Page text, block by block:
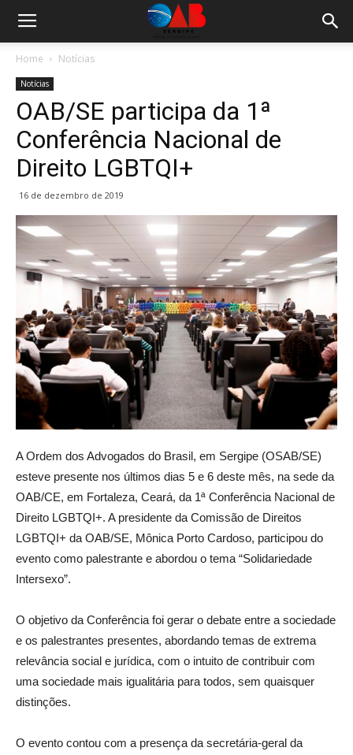
Home Notícias
Notícias
OAB/SE participa da 1ª
Conferência Nacional de
Direito LGBTQI+
16 de dezembro de 2019
A Ordem dos Advogados do Brasil, em Sergipe (OSAB/SE)
esteve presente nos últimos dias 5 e 6 deste mês, na sede da
OAB/CE, em Fortaleza, Ceará, da 1ª Conferência Nacional de
Direito LGBTQI+. A presidente da Comissão de Direitos
LGBTQI+ da OAB/SE, Mônica Porto Cardoso, participou do
evento como palestrante e abordou o tema “Solidariedade
Intersexo”.
O objetivo da Conferência foi gerar o debate entre a sociedade
e os palestrantes presentes, abordando temas de extrema
relevância social e jurídica, com o intuito de contribuir com
uma sociedade mais igualitária para todos, sem quaisquer
distinções.
O evento contou com a presença da secretária-geral da